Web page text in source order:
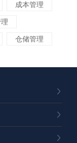
成本管理
仓储管理